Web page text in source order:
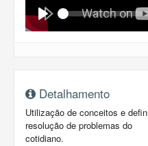
Play
Seek
Detalhamento
Utilização de conceitos e
resolução de problemas do
cotidiano.